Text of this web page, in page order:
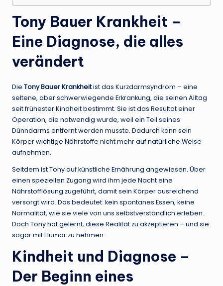
Tony Bauer Krankheit –
Eine Diagnose, die alles
verändert
Die Tony Bauer Krankheitist das Kurzdarmsyndrom – eine
seltene, aber schwerwiegende Erkrankung, die seinen Alltag
seit frühester Kindheit bestimmt. Sie ist das Resultat einer
Operation, die notwendig wurde, weil ein Teil seines
Dünndarms entfernt werden musste. Dadurch kann sein
Körper wichtige Nährstoffe nicht mehr auf natürliche Weise
aufnehmen.
Seitdem ist Tony auf künstliche Ernährung angewiesen. Über
einen speziellen Zugang wird ihm jede Nacht eine
Nährstofflösung zugeführt, damit sein Körper ausreichend
versorgt wird. Das bedeutet: kein spontanes Essen, keine
Normalität, wie sie viele von uns selbstverständlich erleben.
Doch Tony hat gelernt, diese Realität zu akzeptieren – und sie
sogar mit Humor zu nehmen.
Kindheit und Diagnose –
Der Beginn eines